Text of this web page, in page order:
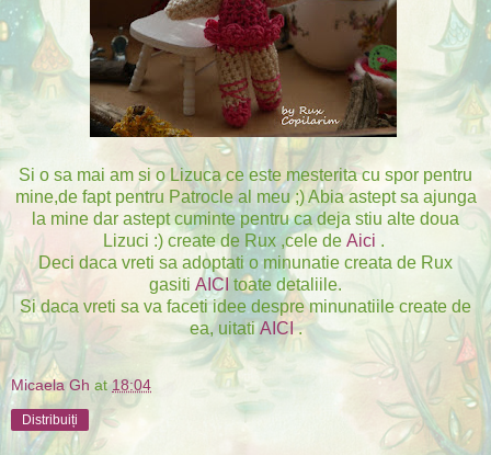
Si o sa mai am si o Lizuca ce este mesterita cu spor pentru
mine,de fapt pentru Patrocle al meu ;) Abia astept sa ajunga
la mine dar astept cuminte pentru ca deja stiu alte doua
Lizuci :) create de Rux ,cele de Aici .
Deci daca vreti sa adoptati o minunatie creata de Rux
gasiti AICI toate detaliile.
Si daca vreti sa va faceti idee despre minunatiile create de
ea, uitati AICI.
Micaela Gh at 18:04
Distribuiți